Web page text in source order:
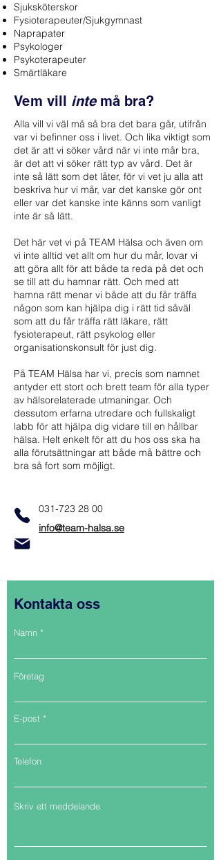
Sjuksköterskor
Fysioterapeuter/Sjukgymnast
Naprapater
Psykologer
Psykoterapeuter
Smärtläkare
Vem vill intemå bra?
Alla vill vi väl må så bra det bara går, utifrån
var vi befinner oss i livet. Och lika viktigt som
det är att vi söker vård när vi inte mår bra,
är det att vi söker rätt typ av vård. Det är
inte så lätt som det låter, för vi vet ju alla att
beskriva hur vi mår, var det kanske gör ont
eller var det kanske inte känns som vanligt
inte är så lätt.
Det här vet vi på TEAM Hälsa och även om
vi inte alltid vet allt om hur du mår, lovar vi
att göra allt för att både ta reda på det och
se till att du hamnar rätt. Och med att
hamna rätt menar vi både att du får träffa
någon som kan hjälpa dig i rätt tid såväl
som att du får träffa rätt läkare, rätt
fysioterapeut, rätt psykolog eller
organisationskonsult för just dig.
På TEAM Hälsa har vi, precis som namnet
antyder ett stort och brett team för alla typer
av hälsorelaterade utmaningar. Och
dessutom erfarna utredare och fullskaligt
labb för att hjälpa dig vidare till en hållbar
hälsa. Helt enkelt för att du hos oss ska ha
alla förutsättningar att både må bättre och
bra så fort som möjligt.
031-723 28 00
info@team-halsa.se
Kontakta oss
Namn
Företag
E-post
Telefon
Skriv ett meddelande